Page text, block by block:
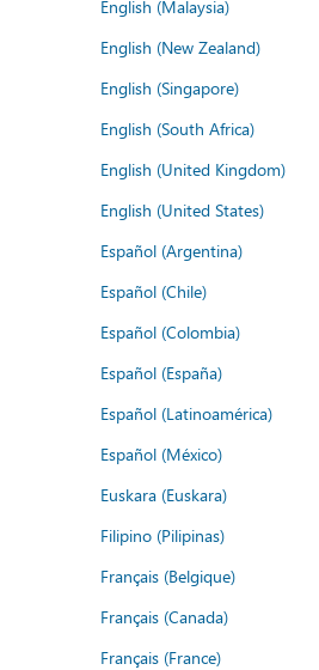
English (Malaysia)
English (New Zealand)
English (Singapore)
English (South Africa)
English (United Kingdom)
English (United States)
Español (Argentina)
Español (Chile)
Español (Colombia)
Español (España)
Español (Latinoamérica)
Español (México)
Euskara (Euskara)
Filipino (Pilipinas)
Français (Belgique)
Français (Canada)
Français (France)